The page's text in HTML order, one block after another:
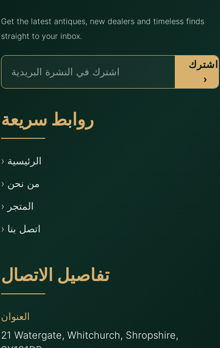
Get the latest antiques, new dealers and timeless finds
straight to your inbox.
اشترك
›
روابط سريعة
› الرئيسية
› من نحن
› المتجر
› اتصل بنا
تفاصيل الاتصال
العنوان
21 Watergate, Whitchurch, Shropshire,